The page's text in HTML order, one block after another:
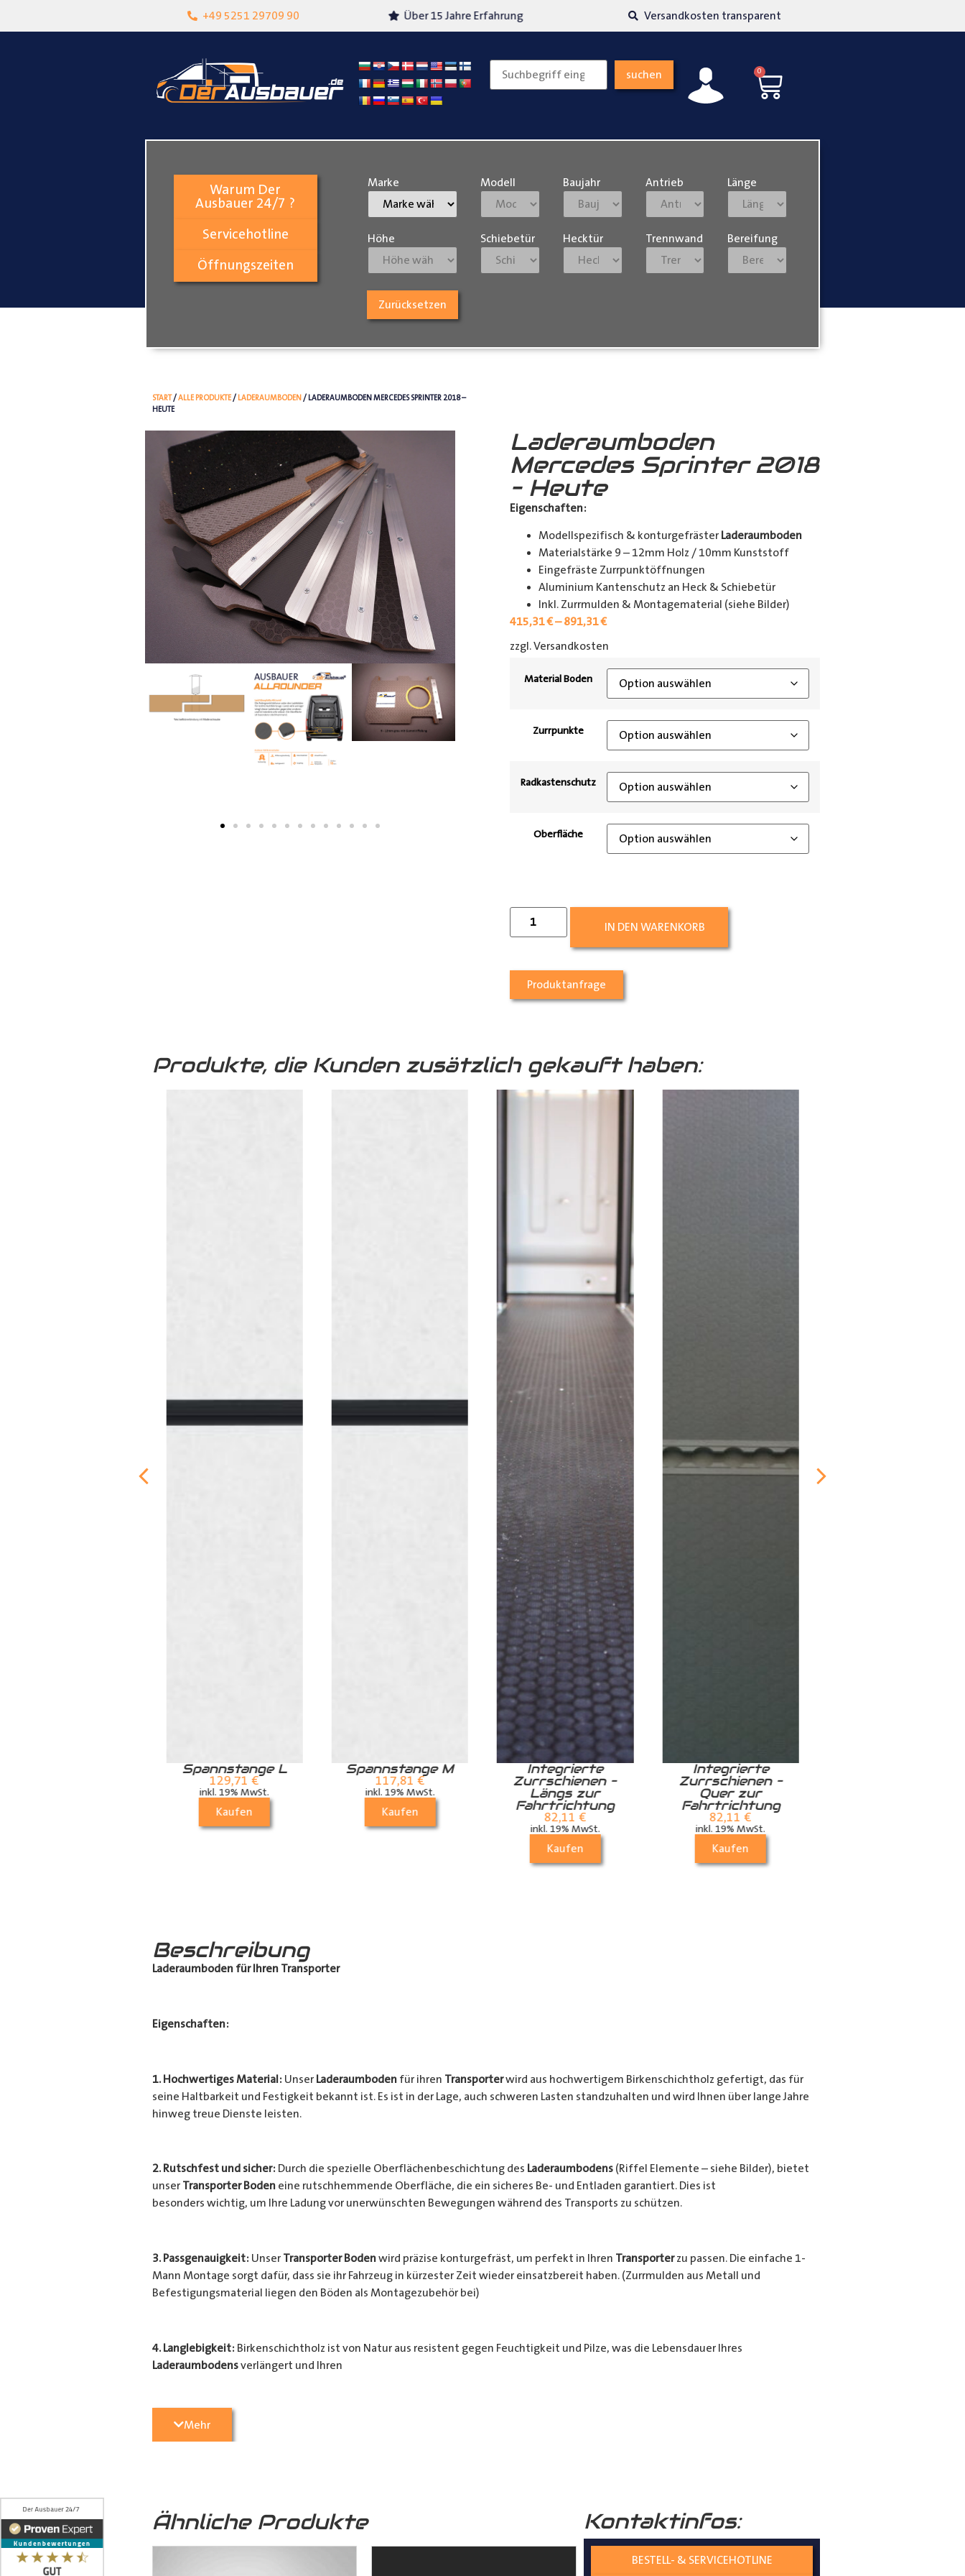
+49 5251 29709 90
Lokalgeschäft in Paderborn Über 15 Jahre Erfahrung Versandkosten transparent
suchen 0
Warum Der
Ausbauer 24/7 ?
Servicehotline
Öffnungszeiten
Marke Modell Baujahr Antrieb Länge
Höhe Schiebetür Hecktür Trennwand Bereifung
Zurücksetzen
START/ALLE PRODUKTE/ LADERAUMBODEN / LADERAUMBODEN MERCEDES SPRINTER 2018 –
HEUTE
Laderaumboden
Mercedes Sprinter 2018
– Heute
Eigenschaften:
Modellspezifisch & konturgefräster Laderaumboden
Materialstärke 9 – 12mm Holz / 10mm Kunststoff
Eingefräste Zurrpunktöffnungen
Aluminium Kantenschutz an Heck & Schiebetür
Inkl. Zurrmulden & Montagematerial (siehe Bilder)
415,31€–891,31€
zzgl. Versandkosten
Material Boden
Zurrpunkte
Radkastenschutz
Oberfläche
IN DEN WARENKORB
Produktanfrage
Produkte, die Kunden zusätzlich gekauft haben:
Spannstange L
129,71€
inkl. 19% MwSt.
Kaufen
Spannstange M
117,81 €
inkl. 19% MwSt.
Kaufen
Integrierte
Zurrschienen –
Längs zur
Fahrtrichtung
82,11 €
inkl. 19% MwSt.
Kaufen
Integrierte
Zurrschienen –
Quer zur
Fahrtrichtung
82,11 €
inkl. 19% MwSt.
Kaufen
Beschreibung
Laderaumboden für Ihren Transporter
Eigenschaften:
1. Hochwertiges Material: Unser Laderaumbodenfür ihren Transporterwird aus hochwertigem Birkenschichtholz gefertigt, das für
seine Haltbarkeit und Festigkeit bekannt ist. Es ist in der Lage, auch schweren Lasten standzuhalten und wird Ihnen über lange Jahre
hinweg treue Dienste leisten.
2. Rutschfest und sicher: Durch die spezielle Oberflächenbeschichtung des Laderaumbodens(Riffel Elemente – siehe Bilder), bietet
unser Transporter Bodeneine rutschhemmende Oberfläche, die ein sicheres Be- und Entladen garantiert. Dies ist
besonders wichtig, um Ihre Ladung vor unerwünschten Bewegungen während des Transports zu schützen.
3. Passgenauigkeit: Unser Transporter Bodenwird präzise konturgefräst, um perfekt in Ihren Transporterzu passen. Die einfache 1-
Mann Montage sorgt dafür, dass sie ihr Fahrzeug in kürzester Zeit wieder einsatzbereit haben. (Zurrmulden aus Metall und
Befestigungsmaterial liegen den Böden als Montagezubehör bei)
4. Langlebigkeit: Birkenschichtholz ist von Natur aus resistent gegen Feuchtigkeit und Pilze, was die Lebensdauer Ihres
Laderaumbodensverlängert und Ihren
geschützt.
Das von uns verwendete Holz stammt aus nachhaltiger Forstwirtschaft, was nicht nur die Umwelt schützt,
Mehr
Ähnliche Produkte Kontaktinfos:
BESTELL- & SERVICEHOTLINE